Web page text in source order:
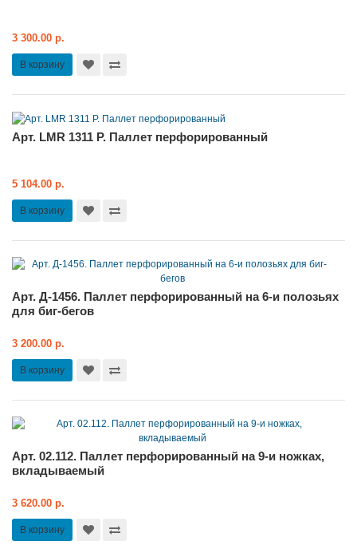
3 300.00 р.
В корзину
Арт. LMR 1311 P. Паллет перфорированный
5 104.00 р.
В корзину
Арт. Д-1456. Паллет перфорированный на 6-и полозьях
для биг-бегов
3 200.00 р.
В корзину
Арт. 02.112. Паллет перфорированный на 9-и ножках,
вкладываемый
3 620.00 р.
В корзину